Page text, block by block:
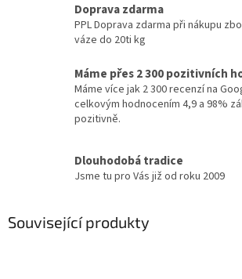
Doprava zdarma
PPL Doprava zdarma při nákupu
váze do 20ti kg
Máme přes 2 300 pozitivních
Máme více jak 2 300 recenzí na
celkovým hodnocením 4,9 a 98%
pozitivně.
Dlouhodobá tradice
Jsme tu pro Vás již od roku 2009
Související produkty